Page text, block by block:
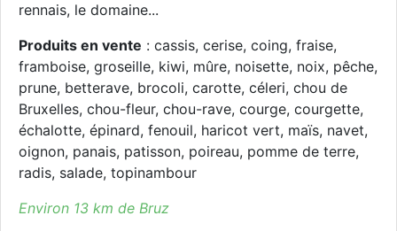
rennais, le domaine...
Produits en vente : cassis, cerise, coing, fraise,
framboise, groseille, kiwi, mûre, noisette, noix, pêche,
prune, betterave, brocoli, carotte, céleri, chou de
Bruxelles, chou-fleur, chou-rave, courge, courgette,
échalotte, épinard, fenouil, haricot vert, maïs, navet,
oignon, panais, patisson, poireau, pomme de terre,
radis, salade, topinambour
Environ 13 km de Bruz